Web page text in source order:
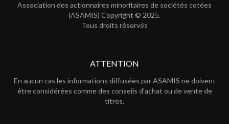
Association des actionnaires minoritaires de sociétés cotées
(ASAMIS) Copyright © 2025.
Tous droits réservés
ATTENTION
En aucun cas les informations diffusées par ASAMIS ne doivent
être considérées comme des conseils d'achat ou de vente de
titres.